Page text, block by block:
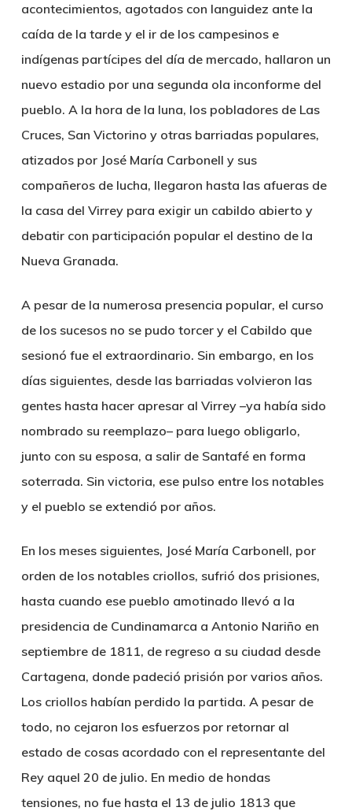
acontecimientos, agotados con languidez ante la
caída de la tarde y el ir de los campesinos e
indígenas partícipes del día de mercado, hallaron un
nuevo estadio por una segunda ola inconforme del
pueblo. A la hora de la luna, los pobladores de Las
Cruces, San Victorino y otras barriadas populares,
atizados por José María Carbonell y sus
compañeros de lucha, llegaron hasta las afueras de
la casa del Virrey para exigir un cabildo abierto y
debatir con participación popular el destino de la
Nueva Granada.
A pesar de la numerosa presencia popular, el curso
de los sucesos no se pudo torcer y el Cabildo que
sesionó fue el extraordinario. Sin embargo, en los
días siguientes, desde las barriadas volvieron las
gentes hasta hacer apresar al Virrey –ya había sido
nombrado su reemplazo– para luego obligarlo,
junto con su esposa, a salir de Santafé en forma
soterrada. Sin victoria, ese pulso entre los notables
y el pueblo se extendió por años.
En los meses siguientes, José María Carbonell, por
orden de los notables criollos, sufrió dos prisiones,
hasta cuando ese pueblo amotinado llevó a la
presidencia de Cundinamarca a Antonio Nariño en
septiembre de 1811, de regreso a su ciudad desde
Cartagena, donde padeció prisión por varios años.
Los criollos habían perdido la partida. A pesar de
todo, no cejaron los esfuerzos por retornar al
estado de cosas acordado con el representante del
Rey aquel 20 de julio. En medio de hondas
tensiones, no fue hasta el 13 de julio 1813 que